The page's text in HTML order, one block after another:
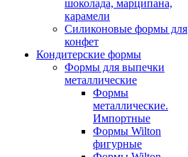
шоколада, марципана,
карамели
Силиконовые формы для
конфет
Кондитерские формы
Формы для выпечки
металлические
Формы
металлические.
Импортные
Формы Wilton
фигурные